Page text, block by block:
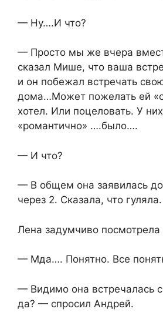
— Ну….И что?
— Просто мы же вчера
сказал Мише, что ваша
и он побежал встречать
дома…Может пожелать ей
хотел. Или поцеловать. У
«романтично» ….было….
— И что?
— В общем она заявилась
через 2. Сказала, что гуляла.
Лена задумчиво посмотрела
— Мда…. Понятно. Все
— Видимо она встречалась
да? — спросил Андрей.